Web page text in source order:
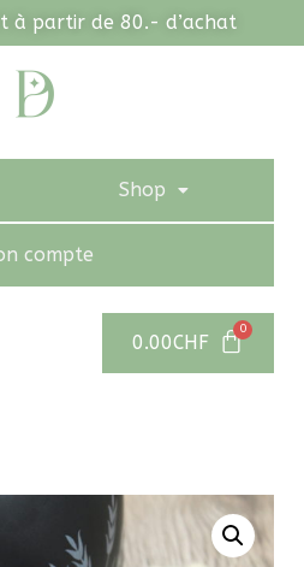
à partir de 80.- d’achat
Shop
compte
0.00CHF